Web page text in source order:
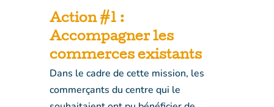
Action #1 :
Accompagner les
commerces existants
Dans le cadre de cette mission, les
commerçants du centre qui le